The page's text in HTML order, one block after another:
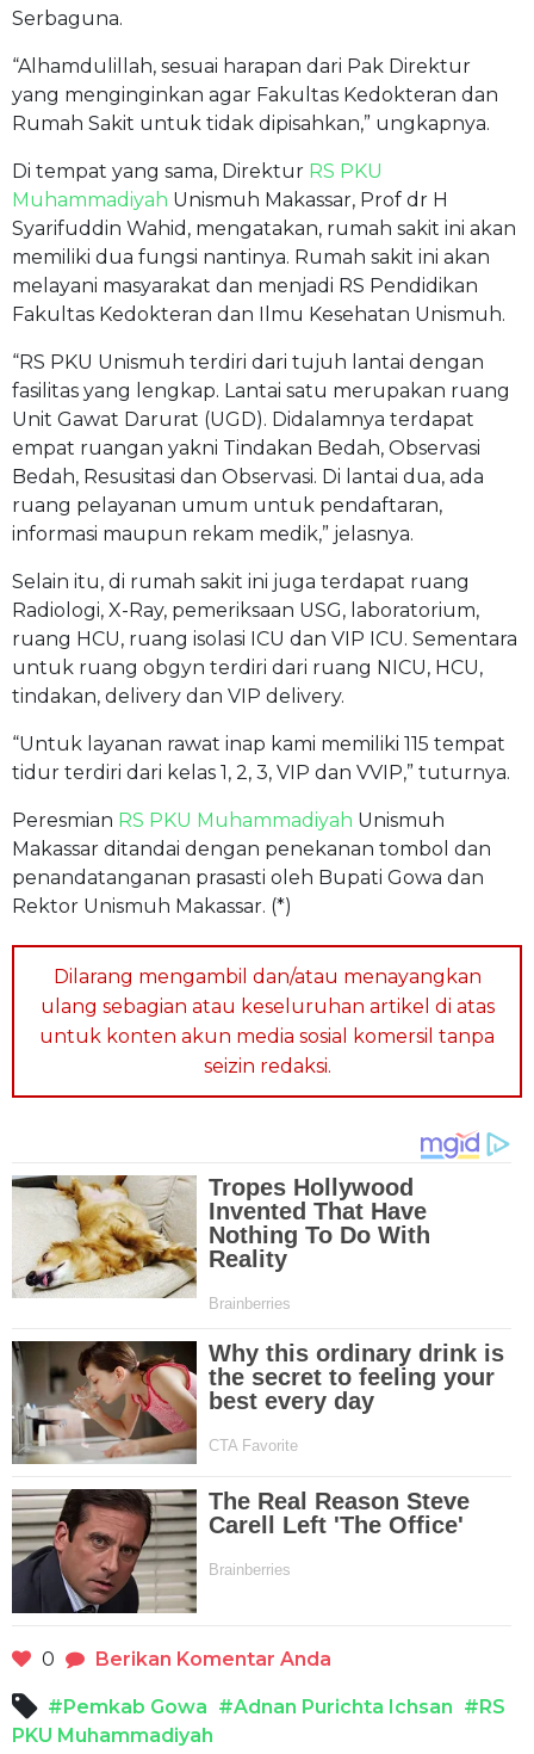
Serbaguna.
“Alhamdulillah, sesuai harapan dari Pak Direktur
yang menginginkan agar Fakultas Kedokteran dan
Rumah Sakit untuk tidak dipisahkan,” ungkapnya.
Di tempat yang sama, Direktur RS PKU
Muhammadiyah Unismuh Makassar, Prof dr H
Syarifuddin Wahid, mengatakan, rumah sakit ini akan
memiliki dua fungsi nantinya. Rumah sakit ini akan
melayani masyarakat dan menjadi RS Pendidikan
Fakultas Kedokteran dan Ilmu Kesehatan Unismuh.
“RS PKU Unismuh terdiri dari tujuh lantai dengan
fasilitas yang lengkap. Lantai satu merupakan ruang
Unit Gawat Darurat (UGD). Didalamnya terdapat
empat ruangan yakni Tindakan Bedah, Observasi
Bedah, Resusitasi dan Observasi. Di lantai dua, ada
ruang pelayanan umum untuk pendaftaran,
informasi maupun rekam medik,” jelasnya.
Selain itu, di rumah sakit ini juga terdapat ruang
Radiologi, X-Ray, pemeriksaan USG, laboratorium,
ruang HCU, ruang isolasi ICU dan VIP ICU. Sementara
untuk ruang obgyn terdiri dari ruang NICU, HCU,
tindakan, delivery dan VIP delivery.
“Untuk layanan rawat inap kami memiliki 115 tempat
tidur terdiri dari kelas 1, 2, 3, VIP dan VVIP,” tuturnya.
Peresmian RS PKU Muhammadiyah Unismuh
Makassar ditandai dengan penekanan tombol dan
penandatanganan prasasti oleh Bupati Gowa dan
Rektor Unismuh Makassar. (*)
Dilarang mengambil dan/atau menayangkan
ulang sebagian atau keseluruhan artikel di atas
untuk konten akun media sosial komersil tanpa
seizin redaksi.
0 Berikan Komentar Anda
#Pemkab Gowa #Adnan Purichta Ichsan #RS
PKU Muhammadiyah